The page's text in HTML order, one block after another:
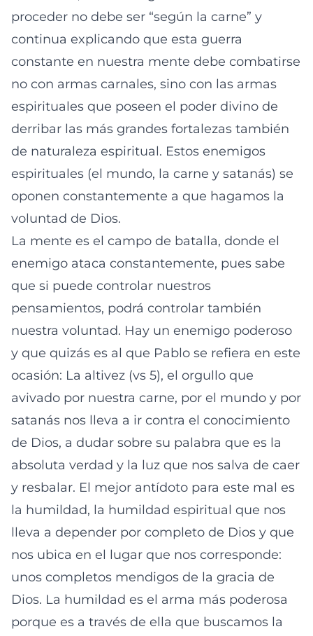
proceder no debe ser “según la carne” y
continua explicando que esta guerra
constante en nuestra mente debe combatirse
no con armas carnales, sino con las armas
espirituales que poseen el poder divino de
derribar las más grandes fortalezas también
de naturaleza espiritual. Estos enemigos
espirituales (el mundo, la carne y satanás) se
oponen constantemente a que hagamos la
voluntad de Dios.
La mente es el campo de batalla, donde el
enemigo ataca constantemente, pues sabe
que si puede controlar nuestros
pensamientos, podrá controlar también
nuestra voluntad. Hay un enemigo poderoso
y que quizás es al que Pablo se refiera en este
ocasión: La altivez (vs 5), el orgullo que
avivado por nuestra carne, por el mundo y por
satanás nos lleva a ir contra el conocimiento
de Dios, a dudar sobre su palabra que es la
absoluta verdad y la luz que nos salva de caer
y resbalar. El mejor antídoto para este mal es
la humildad, la humildad espiritual que nos
lleva a depender por completo de Dios y que
nos ubica en el lugar que nos corresponde:
unos completos mendigos de la gracia de
Dios. La humildad es el arma más poderosa
porque es a través de ella que buscamos la